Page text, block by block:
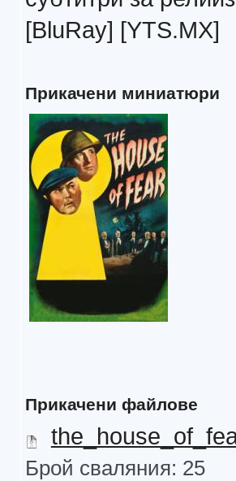
[BluRay] [YTS.MX]
Прикачени миниатюри
Прикачени файлове
Брой сваляния: 25